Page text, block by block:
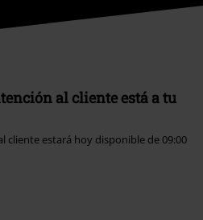
al cliente está a tu
cliente estará hoy disponible de 09:00